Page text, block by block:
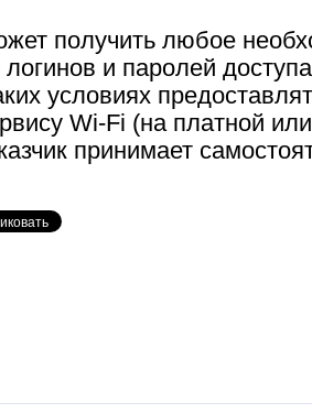
получить любое
логинов и паролей
условиях
Wi-Fi (на платной
принимает